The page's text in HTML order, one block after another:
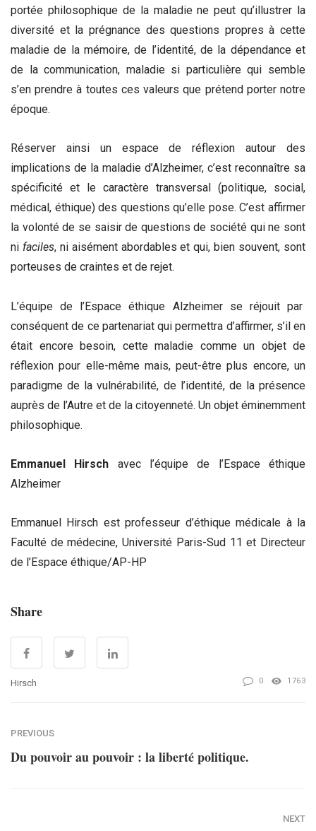
portée philosophique de la maladie ne peut qu’illustrer la
diversité et la prégnance des questions propres à cette
maladie de la mémoire, de l’identité, de la dépendance et
de la communication, maladie si particulière qui semble
s’en prendre à toutes ces valeurs que prétend porter notre
époque.
Réserver ainsi un espace de réflexion autour des
implications de la maladie d’Alzheimer, c’est reconnaître sa
spécificité et le caractère transversal (politique, social,
médical, éthique) des questions qu’elle pose. C’est affirmer
la volonté de se saisir de questions de société qui ne sont
ni faciles, ni aisément abordables et qui, bien souvent, sont
porteuses de craintes et de rejet.
L’équipe de l’Espace éthique Alzheimer se réjouit par
conséquent de ce partenariat qui permettra d’affirmer, s’il en
était encore besoin, cette maladie comme un objet de
réflexion pour elle-même mais, peut-être plus encore, un
paradigme de la vulnérabilité, de l’identité, de la présence
auprès de l’Autre et de la citoyenneté. Un objet éminemment
philosophique.
Emmanuel Hirsch avec l’équipe de l’Espace éthique
Alzheimer
Emmanuel Hirsch est professeur d’éthique médicale à la
Faculté de médecine, Université Paris-Sud 11 et Directeur
de l’Espace éthique/AP-HP
Share
Hirsch 0 1763
PREVIOUS
Du pouvoir au pouvoir : la liberté politique.
NEXT